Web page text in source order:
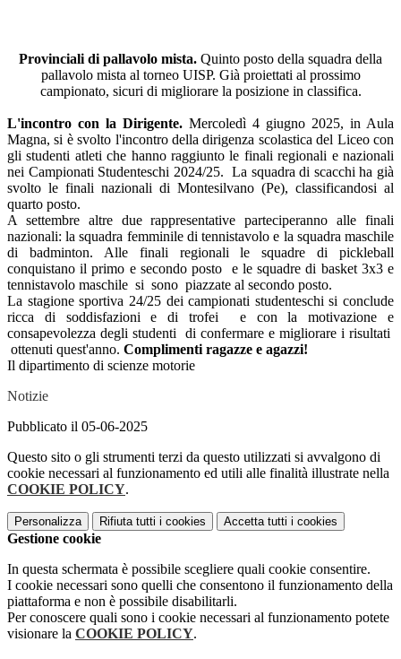
Provinciali di pallavolo mista. Quinto posto della squadra della
pallavolo mista al torneo UISP. Già proiettati al prossimo
campionato, sicuri di migliorare la posizione in classifica.
L'incontro con la Dirigente. Mercoledì 4 giugno 2025, in Aula
Magna, si è svolto l'incontro della dirigenza scolastica del Liceo con
gli studenti atleti che hanno raggiunto le finali regionali e nazionali
nei Campionati Studenteschi 2024/25. La squadra di scacchi ha già
svolto le finali nazionali di Montesilvano (Pe), classificandosi al
quarto posto.
A settembre altre due rappresentative parteciperanno alle finali
nazionali: la squadra femminile di tennistavolo e la squadra maschile
di badminton. Alle finali regionali le squadre di pickleball
conquistano il primo e secondo posto e le squadre di basket 3x3 e
tennistavolo maschile si sono piazzate al secondo posto.
La stagione sportiva 24/25 dei campionati studenteschi si conclude
ricca di soddisfazioni e di trofei e con la motivazione e
consapevolezza degli studenti di confermare e migliorare i risultati
ottenuti quest'anno. Complimenti ragazze e agazzi!
Il dipartimento di scienze motorie
Notizie
Pubblicato il 05-06-2025
Questo sito o gli strumenti terzi da questo utilizzati si avvalgono di
cookie necessari al funzionamento ed utili alle finalità illustrate nella
COOKIE POLICY.
Personalizza Rifiuta tutti i cookies Accetta tutti i cookies
Gestione cookie
In questa schermata è possibile scegliere quali cookie consentire.
I cookie necessari sono quelli che consentono il funzionamento della
piattaforma e non è possibile disabilitarli.
Per conoscere quali sono i cookie necessari al funzionamento potete
visionare la COOKIE POLICY.